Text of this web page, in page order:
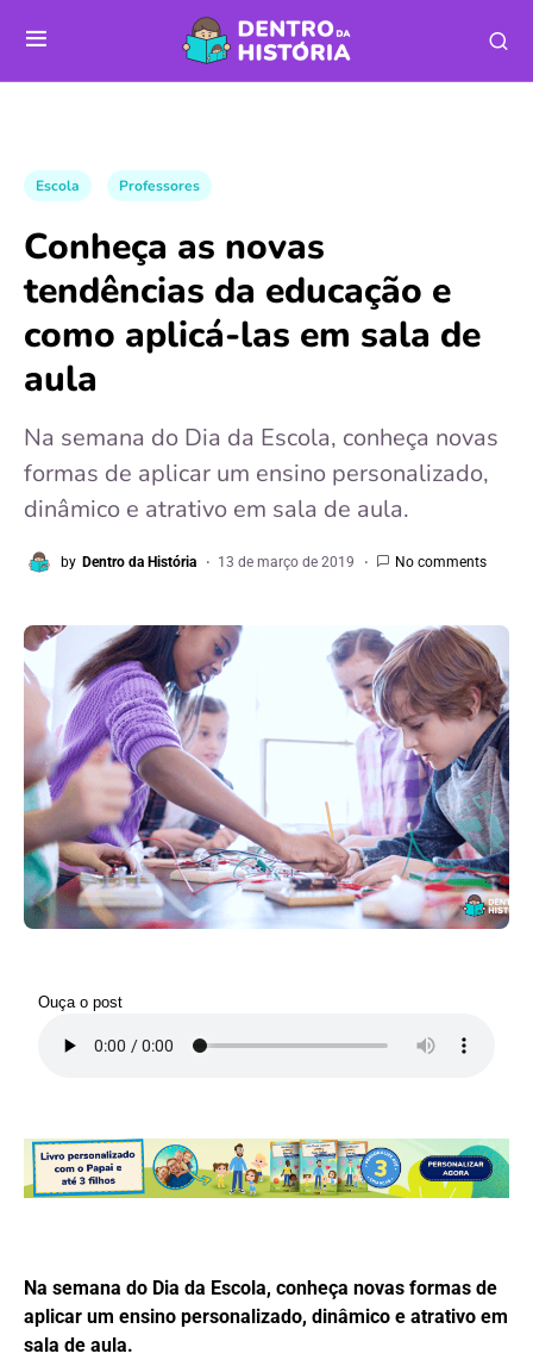
Escola Professores
Conheça as novas
tendências da educação e
como aplicá-las em sala de
aula
Na semana do Dia da Escola, conheça novas
formas de aplicar um ensino personalizado,
dinâmico e atrativo em sala de aula.
by Dentro da História 13 de março de 2019 No comments
Ouça o post
Na semana do Dia da Escola, conheça novas formas de
aplicar um ensino personalizado, dinâmico e atrativo em
sala de aula.